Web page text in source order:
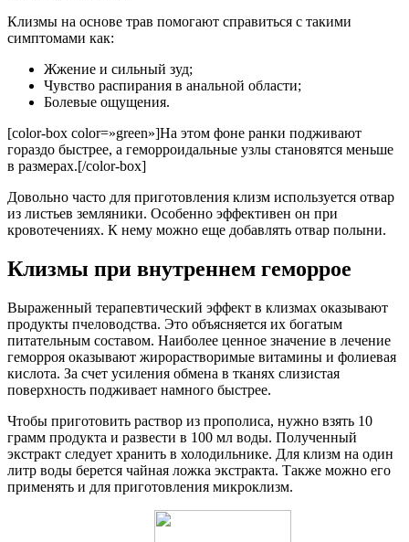
Клизмы на основе трав помогают справиться с такими
симптомами как:
Жжение и сильный зуд;
Чувство распирания в анальной области;
Болевые ощущения.
[color-box color=»green»]На этом фоне ранки подживают
гораздо быстрее, а геморроидальные узлы становятся меньше
в размерах.[/color-box]
Довольно часто для приготовления клизм используется отвар
из листьев земляники. Особенно эффективен он при
кровотечениях. К нему можно еще добавлять отвар полыни.
Клизмы при внутреннем геморрое
Выраженный терапевтический эффект в клизмах оказывают
продукты пчеловодства. Это объясняется их богатым
питательным составом. Наиболее ценное значение в лечение
геморроя оказывают жирорастворимые витамины и фолиевая
кислота. За счет усиления обмена в тканях слизистая
поверхность подживает намного быстрее.
Чтобы приготовить раствор из прополиса, нужно взять 10
грамм продукта и развести в 100 мл воды. Полученный
экстракт следует хранить в холодильнике. Для клизм на один
литр воды берется чайная ложка экстракта. Также можно его
применять и для приготовления микроклизм.